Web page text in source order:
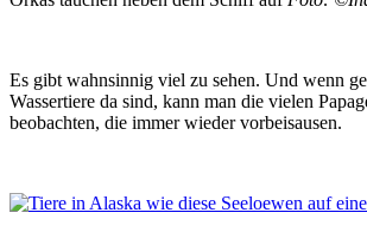
Es gibt wahnsinnig viel zu sehen. Und wenn
Wassertiere da sind, kann man die vielen
beobachten, die immer wieder vorbeisausen.